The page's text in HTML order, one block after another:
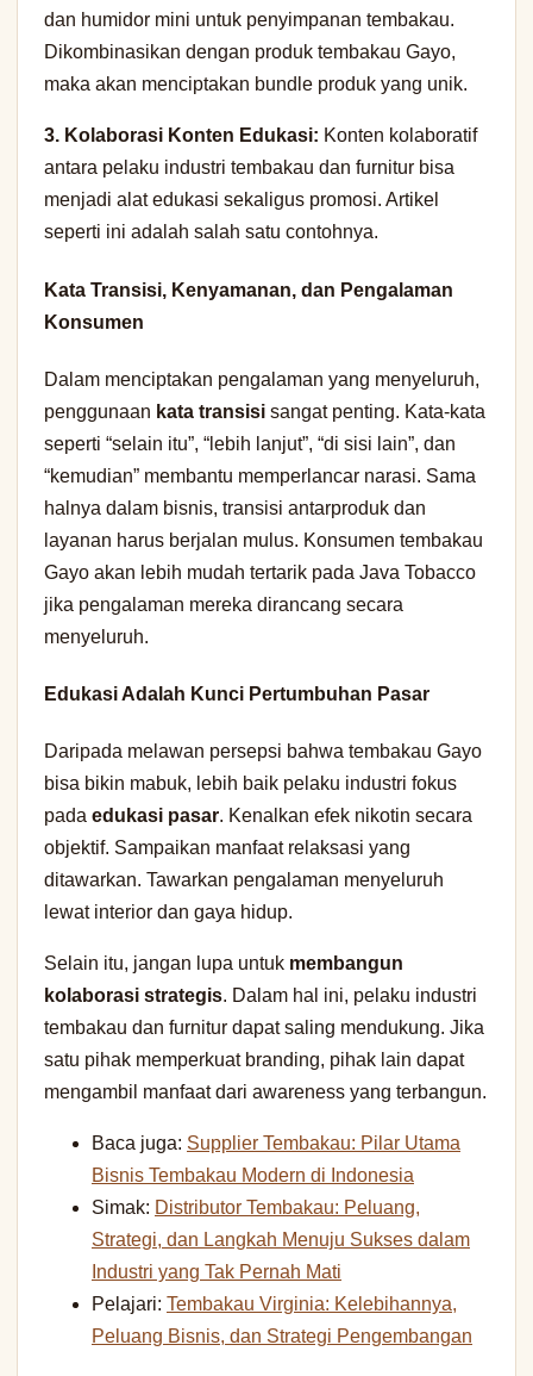
dan humidor mini untuk penyimpanan tembakau.
Dikombinasikan dengan produk tembakau Gayo,
maka akan menciptakan bundle produk yang unik.
3. Kolaborasi Konten Edukasi: Konten kolaboratif
antara pelaku industri tembakau dan furnitur bisa
menjadi alat edukasi sekaligus promosi. Artikel
seperti ini adalah salah satu contohnya.
Kata Transisi, Kenyamanan, dan Pengalaman
Konsumen
Dalam menciptakan pengalaman yang menyeluruh,
penggunaan kata transisi sangat penting. Kata-kata
seperti “selain itu”, “lebih lanjut”, “di sisi lain”, dan
“kemudian” membantu memperlancar narasi. Sama
halnya dalam bisnis, transisi antarproduk dan
layanan harus berjalan mulus. Konsumen tembakau
Gayo akan lebih mudah tertarik pada Java Tobacco
jika pengalaman mereka dirancang secara
menyeluruh.
Edukasi Adalah Kunci Pertumbuhan Pasar
Daripada melawan persepsi bahwa tembakau Gayo
bisa bikin mabuk, lebih baik pelaku industri fokus
pada edukasi pasar. Kenalkan efek nikotin secara
objektif. Sampaikan manfaat relaksasi yang
ditawarkan. Tawarkan pengalaman menyeluruh
lewat interior dan gaya hidup.
Selain itu, jangan lupa untuk membangun
kolaborasi strategis. Dalam hal ini, pelaku industri
tembakau dan furnitur dapat saling mendukung. Jika
satu pihak memperkuat branding, pihak lain dapat
mengambil manfaat dari awareness yang terbangun.
Baca juga: Supplier Tembakau: Pilar Utama
Bisnis Tembakau Modern di Indonesia
Simak: Distributor Tembakau: Peluang,
Strategi, dan Langkah Menuju Sukses dalam
Industri yang Tak Pernah Mati
Pelajari: Tembakau Virginia: Kelebihannya,
Peluang Bisnis, dan Strategi Pengembangan